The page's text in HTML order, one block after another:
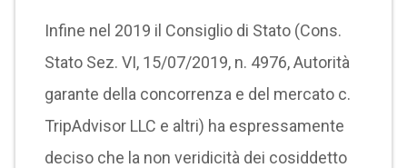
Infine nel 2019 il Consiglio di Stato (Cons.
Stato Sez. VI, 15/07/2019, n. 4976, Autorità
garante della concorrenza e del mercato c.
TripAdvisor LLC e altri) ha espressamente
deciso che la non veridicità dei cosiddetto